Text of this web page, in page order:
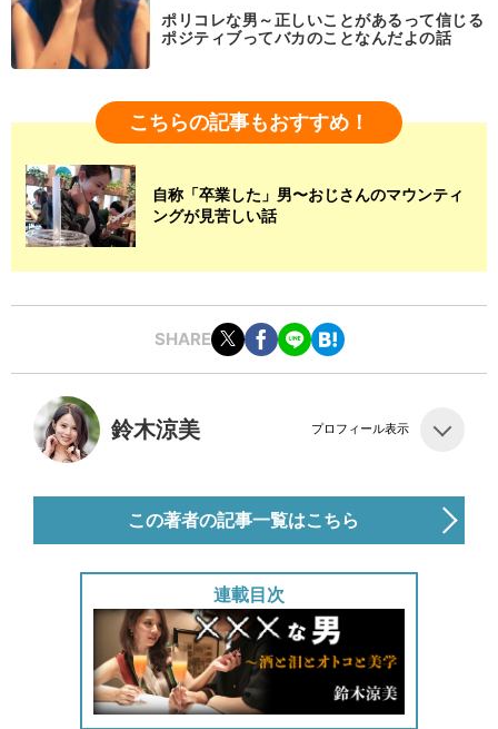
ポリコレな男～正しいことがあるって信じる
ポジティブってバカのことなんだよの話
こちらの記事もおすすめ！
自称「卒業した」男〜おじさんのマウンティ
ングが見苦しい話
SHARE
鈴木涼美 プロフィール表示
この著者の記事一覧はこちら
連載目次